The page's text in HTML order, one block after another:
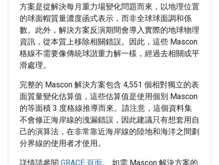
方案是從解決每月重力場變化問題而來，以地理位置
的球面帽質量濃度函式表示，而非全球球面調和係
數。此外，解決方案反演期間會導入實際的地球物理
資訊，從本質上移除相關錯誤。因此，這些 Mascon
格線不需要像傳統球諧重力解一樣，經過去相關或平
滑處理。
完整的 Mascon 解決方案包含 4,551 個相對獨立的表
面質量變化估算值，這些估算值是使用個別 Mascon
的等面積 3 度格線推導而來。請注意，這個資料集
不會修正海岸線的洩漏錯誤，因此建議只有想套用自
己的演算法，在非常靠近海岸線的陸地和海洋之間劃
分界線的使用者才使用。
詳情請參閱 GRACE 頁面。 如需 Mascon 解決方案的